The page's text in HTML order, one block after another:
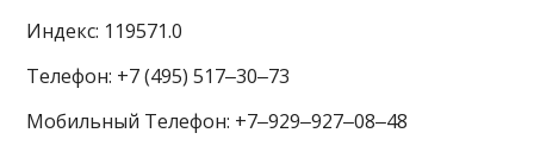
Индекс: 119571.0
Телефон: +7 (495) 517‒30‒73
Мобильный Телефон: +7‒929‒927‒08‒48